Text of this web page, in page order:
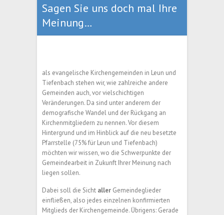
Sagen Sie uns doch mal Ihre
Meinung…
als evangelische Kirchengemeinden in Leun und
Tiefenbach stehen wir, wie zahlreiche andere
Gemeinden auch, vor vielschichtigen
Veränderungen. Da sind unter anderem der
demografische Wandel und der Rückgang an
Kirchenmitgliedern zu nennen. Vor diesem
Hintergrund und im Hinblick auf die neu besetzte
Pfarrstelle (75% für Leun und Tiefenbach)
möchten wir wissen, wo die Schwerpunkte der
Gemeindearbeit in Zukunft Ihrer Meinung nach
liegen sollen.
Dabei soll die Sicht aller Gemeindeglieder
einfließen, also jedes einzelnen konfirmierten
Mitglieds der Kirchengemeinde. Übrigens: Gerade